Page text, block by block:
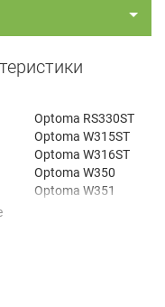
Optoma RS330ST
Optoma W315ST
Optoma W316ST
Optoma W350
Optoma W351